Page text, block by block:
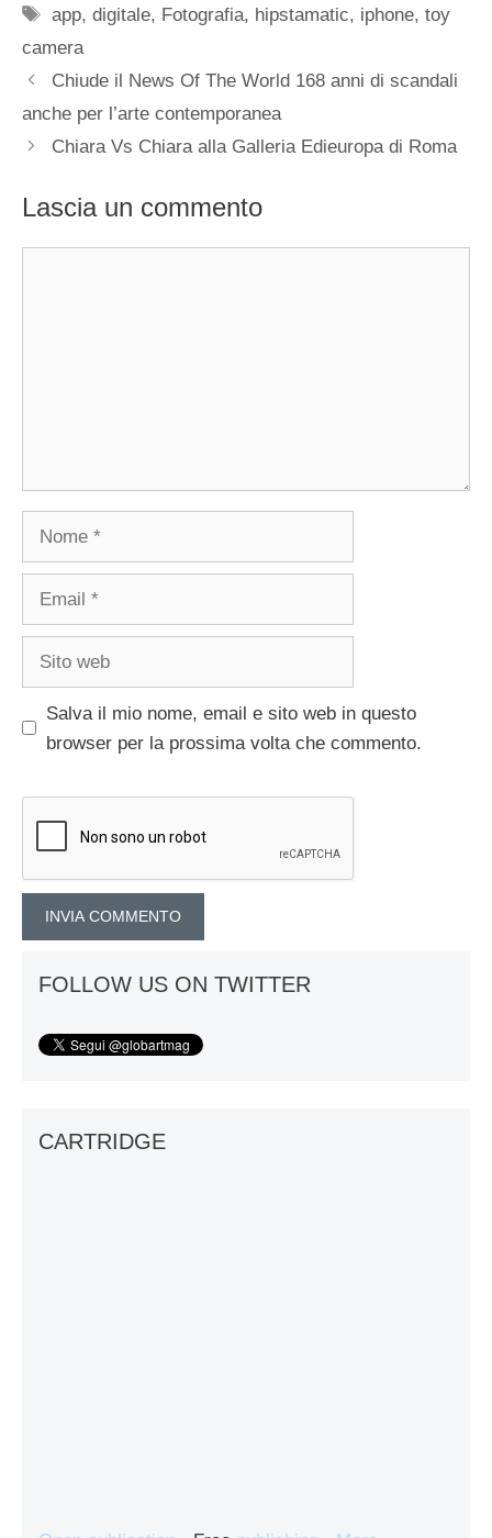
Tag
app,digitale, Fotografia, hipstamatic, iphone,toy
camera
Chiude il News Of The World 168 anni di scandali
anche per l’arte contemporanea
Chiara Vs Chiara alla Galleria Edieuropa di Roma
Lascia un commento
Salva il mio nome, email e sito web in questo
browser per la prossima volta che commento.
FOLLOW US ON TWITTER
CARTRIDGE